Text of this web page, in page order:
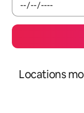
Locations